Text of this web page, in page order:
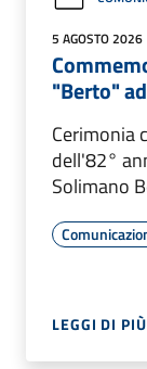
5 AGOSTO 2026
"Berto"
Cerimonia
dell'82°
Solimano
LEGGI DI PIÙ